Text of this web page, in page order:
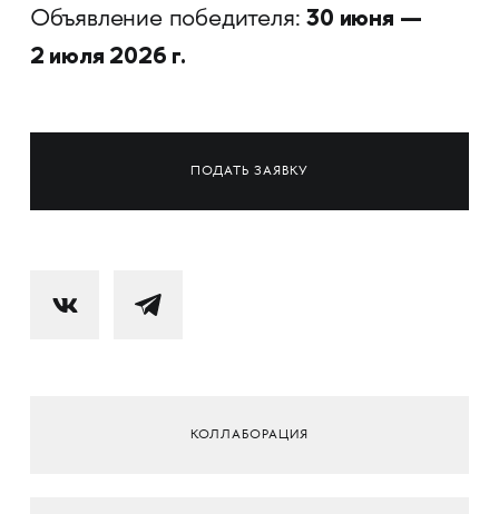
Объявление победителя:30 июня —
2 июля 2026 г.
ПОДАТЬ ЗАЯВКУ
КОЛЛАБОРАЦИЯ